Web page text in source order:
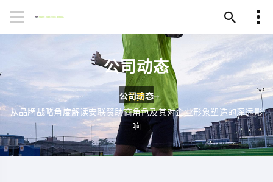
公司动态
首页
从品牌战略角度解读安联赞助商角色及其对企业形象塑造的深远影
响